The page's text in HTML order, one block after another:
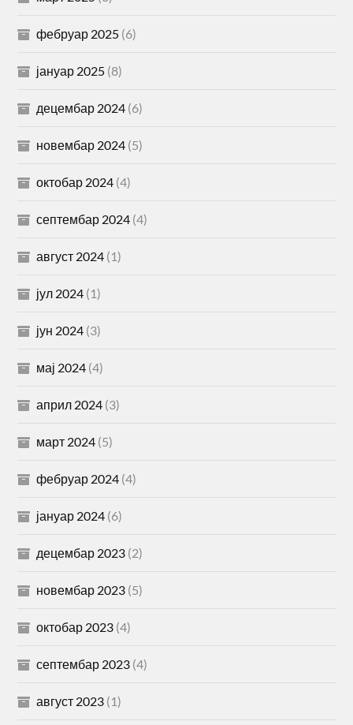
фебруар 2025 (6)
јануар 2025 (8)
децембар 2024 (6)
новембар 2024 (5)
октобар 2024 (4)
септембар 2024 (4)
август 2024 (1)
јул 2024 (1)
јун 2024 (3)
мај 2024 (4)
април 2024 (3)
март 2024 (5)
фебруар 2024 (4)
јануар 2024 (6)
децембар 2023 (2)
новембар 2023 (5)
октобар 2023 (4)
септембар 2023 (4)
август 2023 (1)